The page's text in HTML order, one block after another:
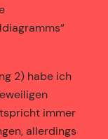
2) habe ich
immer
allerdings